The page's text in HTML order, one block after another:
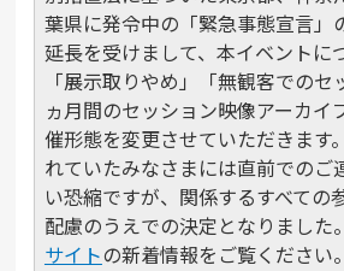
葉県に発令中の「緊急事態宣言」
延長を受けまして、本イベントに
「展示取りやめ」「無観客でのセ
ヵ月間のセッション映像アーカイ
催形態を変更させていただきます
れていたみなさまには直前でのご
い恐縮ですが、関係するすべての
配慮のうえでの決定となりました
サイトの新着情報をご覧ください。